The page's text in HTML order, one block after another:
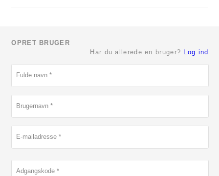
OPRET BRUGER
Har du allerede en bruger?
Log ind
Fulde navn *
Brugernavn *
E-mailadresse *
Adgangskode *